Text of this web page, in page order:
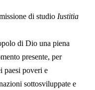
di studio Iustitia
di Dio una piena
presente, per
paesi poveri e
sottosviluppate e